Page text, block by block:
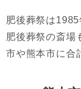
肥後葬祭は
肥後葬祭の斎場
市や熊本市に合